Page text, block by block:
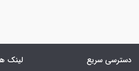
دسترسی سریع لینک